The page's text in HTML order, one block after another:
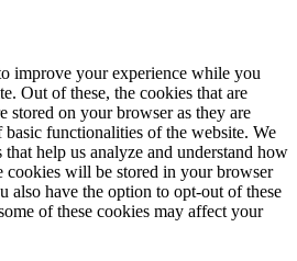
improve your experience while you
Out of these, the cookies that are
stored on your browser as they are
functionalities of the website. We
help us analyze and understand how
cookies will be stored in your browser
also have the option to opt-out of these
of these cookies may affect your